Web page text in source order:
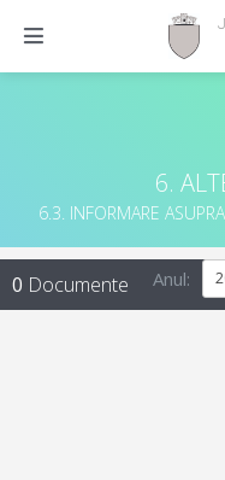
6.
6.3. INFORMARE
0 Documente Anul: